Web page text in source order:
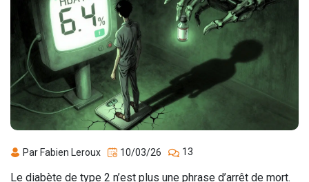
Par Fabien Leroux 10/03/26 13
Le diabète de type 2 n’est plus une phrase d’arrêt de mort.